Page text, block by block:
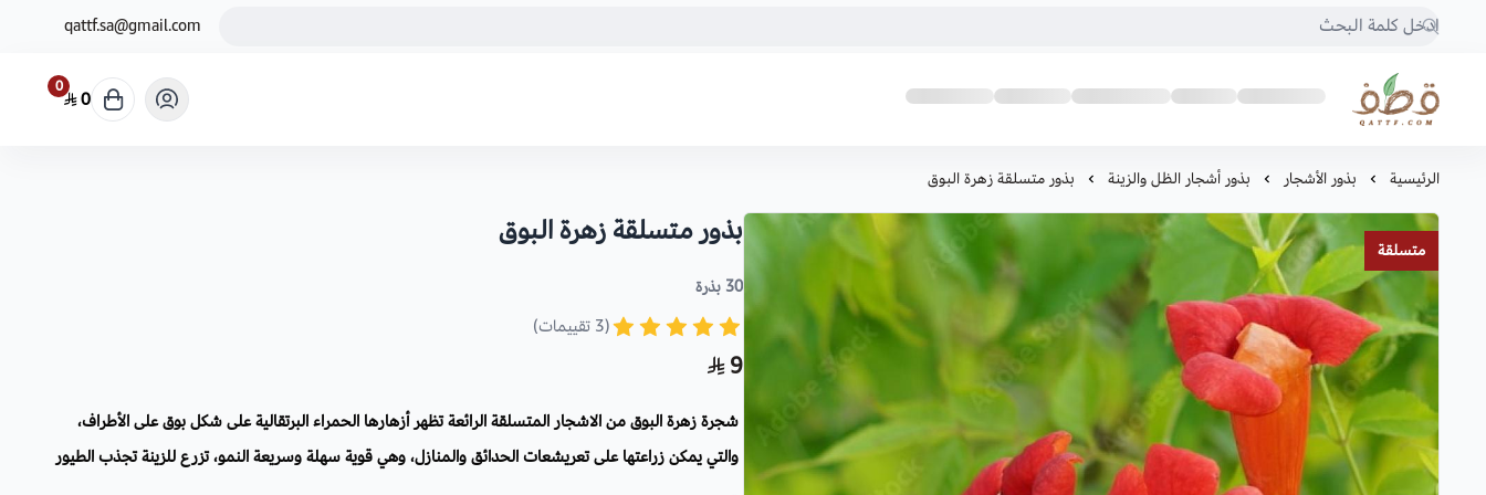
qattf.sa@gmail.com
متجر قطف للبذور
0
0
الرئيسية بذور الأشجار بذور أشجار الظل والزينة بذور متسلقة زهرة البوق
متسلقة
بذور متسلقة زهرة البوق
30 بذرة
(3 تقييمات)
9
شجرة زهرة البوق من الاشجار المتسلقة الرائعة تظهر أزهارها الحمراء البرتقالية على شكل بوق على الأطراف،
والتي يمكن زراعتها على تعريشعات الحدائق والمنازل، وهي قوية سهلة وسريعة النمو، تزرع للزينة تجذب الطيور